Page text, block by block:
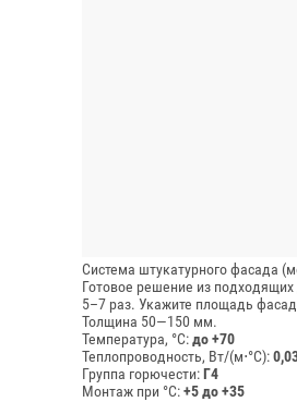
Система штукатурного фасада
Готовое решение из подходящих
5–7 раз. Укажите площадь
Толщина 50—150 мм.
Температура, °C:до +70
Теплопроводность, Вт/(м⋅°С):
Группа горючести:Г4
Монтаж при °C:+5 до +35